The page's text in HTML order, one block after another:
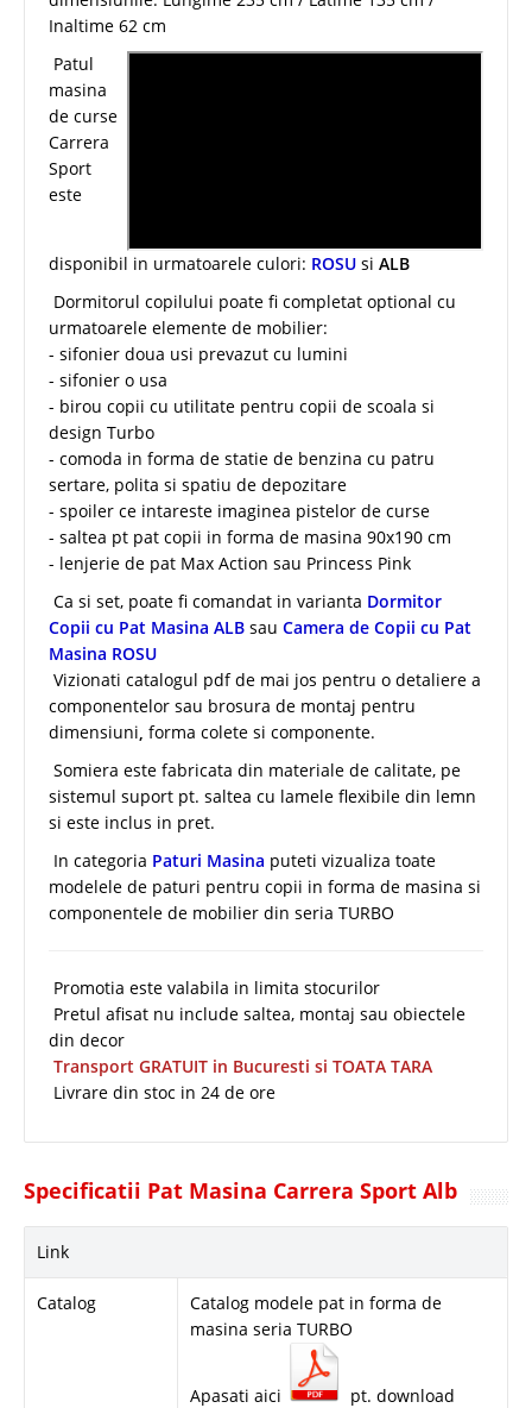
Inaltime 62 cm
Patul
masina
de curse
Carrera
Sport
este
disponibil in urmatoarele culori: ROSU si ALB
Dormitorul copilului poate fi completat optional cu
urmatoarele elemente de mobilier:
- sifonier doua usi prevazut cu lumini
- sifonier o usa
- birou copii cu utilitate pentru copii de scoala si
design Turbo
- comoda in forma de statie de benzina cu patru
sertare, polita si spatiu de depozitare
- spoiler ce intareste imaginea pistelor de curse
- saltea pt pat copii in forma de masina 90x190 cm
- lenjerie de pat Max Action sau Princess Pink
Ca si set, poate fi comandat in varianta Dormitor
Copii cu Pat Masina ALB sau Camera de Copii cu Pat
Masina ROSU
Vizionati catalogul pdf de mai jos pentru o detaliere a
componentelor sau brosura de montaj pentru
dimensiuni forma colete si componente.
Somiera este fabricata din materiale de calitate, pe
sistemul suport pt. saltea cu lamele flexibile din lemn
si este inclus in pret.
In categoria Paturi Masina puteti vizualiza toate
modelele de paturi pentru copii in forma de masina si
componentele de mobilier din seria TURBO
Promotia este valabila in limita stocurilor
Pretul afisat nu include saltea, montaj sau obiectele
din decor
Transport GRATUIT in Bucuresti si TOATA TARA
Livrare din stoc in 24 de ore
Specificatii Pat Masina Carrera Sport Alb
Link
Catalog
Catalog modele pat in forma de
masina seria TURBO
Apasati aici pt. download